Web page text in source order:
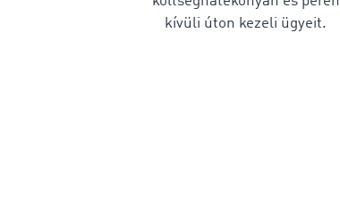
kívüli úton kezeli ügyeit.